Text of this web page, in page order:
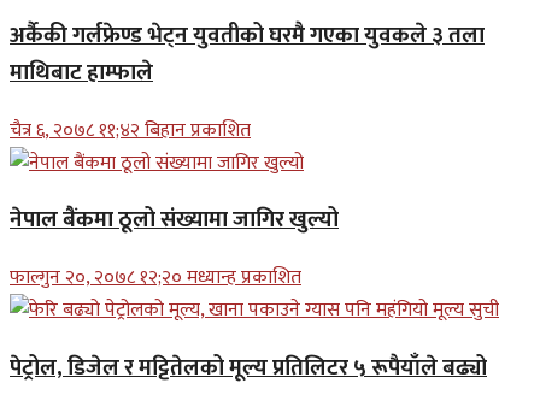
अर्कैकी गर्लफ्रेण्ड भेट्न युवतीको घरमै गएका युवकले ३ तला
माथिबाट हाम्फाले
चैत्र ६, २०७८ ११;४२ बिहान प्रकाशित
नेपाल बैंकमा ठूलो संख्यामा जागिर खुल्यो
फाल्गुन २०, २०७८ १२;२० मध्यान्ह प्रकाशित
पेट्रोल, डिजेल र मट्टितेलको मूल्य प्रतिलिटर ५ रूपैयाँले बढ्यो